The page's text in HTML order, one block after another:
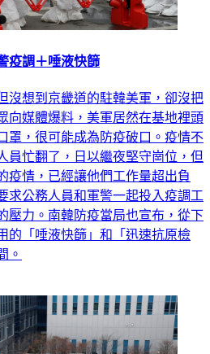
疫調＋唾液快篩
沒想到京畿道的駐韓美軍，卻沒把
向媒體爆料，美軍居然在基地裡頭
罩，很可能成為防疫破口。疫情不
員忙翻了，日以繼夜堅守崗位，但
疫情，已經讓他們工作量超出負
求公務人員和軍警一起投入疫調工
壓力。南韓防疫當局也宣布，從下
的「唾液快篩」和「迅速抗原檢
。